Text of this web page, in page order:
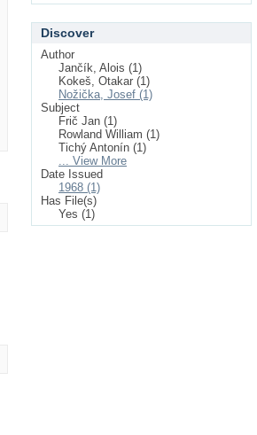
Discover
Author
Jančík, Alois (1)
Kokeš, Otakar (1)
Nožička, Josef (1)
Subject
Frič Jan (1)
Rowland William (1)
Tichý Antonín (1)
... View More
Date Issued
1968 (1)
Has File(s)
Yes (1)